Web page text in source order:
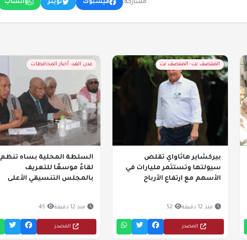
مشاركة: فيسبوك تويتر واتساب
المنتصف نت- المنتصف نت
بيركشاير هاثاواي تقلص
سيولتها وتستثمر مليارات في
الأسهم مع ارتفاع الأرباح
منذ 12 دقيقة 52
المصدر
عدن الغد- أخبار المحافظات
السلطة المحلية بساه تنظم
لقاءً موسعًا للتعريف
بالمجلس التنسيقي الأعلى
منذ 12 دقيقة 45
المصدر